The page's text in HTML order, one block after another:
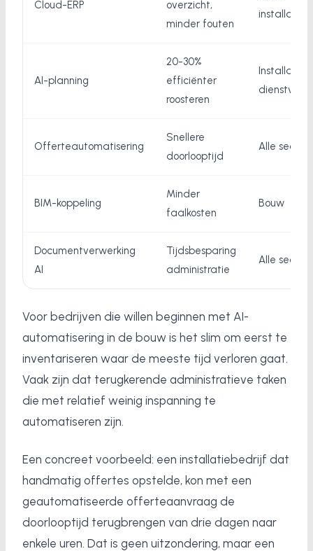
Cloud-ERP
overzicht,
minder fouten
installatie
AI-planning
20-30%
efficiënter
roosteren
Installatie,
Offerteautomatisering
Snellere
doorlooptijd
Alle
BIM-koppeling
Minder
faalkosten
Bouw
Documentverwerking
AI
Tijdsbesparing
administratie
Alle
Voor bedrijven die willen beginnen met AI-
automatisering in de bouw is het slim om eerst te
inventariseren waar de meeste tijd verloren gaat.
Vaak zijn dat terugkerende administratieve taken
die met relatief weinig inspanning te
automatiseren zijn.
Een concreet voorbeeld: een installatiebedrijf dat
handmatig offertes opstelde, kon met een
geautomatiseerde offerteaanvraag de
doorlooptijd terugbrengen van drie dagen naar
enkele uren. Dat is geen uitzondering, maar een